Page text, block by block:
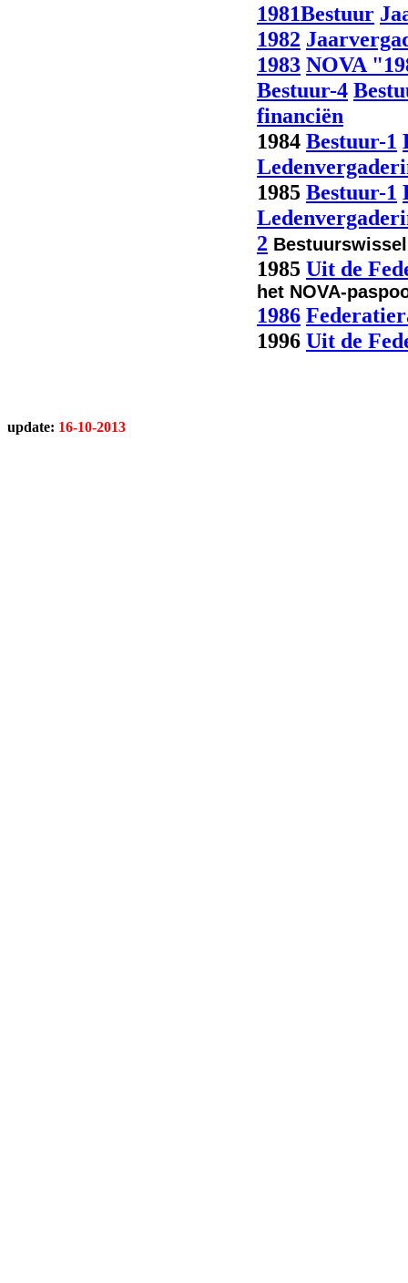
1981Bestuur
1982
1983 NOVA
Bestuur-4
financiën
1984 Bestuur-1
1985 Bestuur-1
2
1985 Uit de
het NOVA-
1986
1996 Uit de
update: 16-10-2013